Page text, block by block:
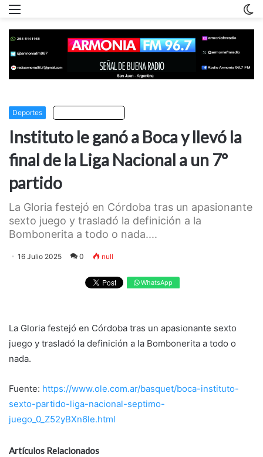
Deportes
Instituto le ganó a Boca y llevó la
final de la Liga Nacional a un 7°
partido
La Gloria festejó en Córdoba tras un apasionante
sexto juego y trasladó la definición a la
Bombonerita a todo o nada....
16 Julio 2025 0 null
WhatsApp
La Gloria festejó en Córdoba tras un apasionante sexto
juego y trasladó la definición a la Bombonerita a todo o
nada.
Fuente: https://www.ole.com.ar/basquet/boca-instituto-
sexto-partido-liga-nacional-septimo-
juego_0_Z52yBXn6le.html
Artículos Relacionados